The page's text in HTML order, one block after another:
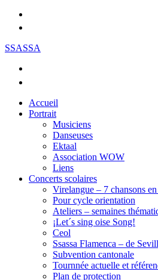
SSASSA
Accueil
Portrait
Musiciens
Danseuses
Ektaal
Association WOW
Liens
Concerts scolaires
Virelangue – 7 chansons
Pour cycle orientation
Ateliers – semaines
¡Let´s sing oise Song!
Ceol
Ssassa Flamenca – de
Subvention cantonale
Tournnée actuelle et
Plan de protection